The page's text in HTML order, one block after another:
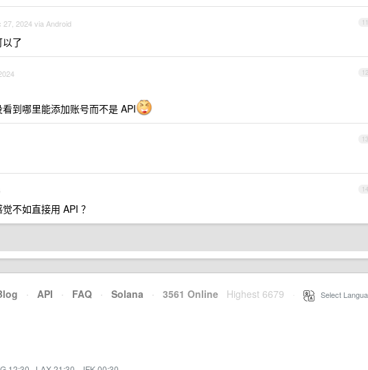
11
27, 2024 via Android
了
12
到哪里能添加账号而不是 API
13
14
不如直接用 API ？
· API · FAQ · Solana · 3561 Online Highest 6679 Select